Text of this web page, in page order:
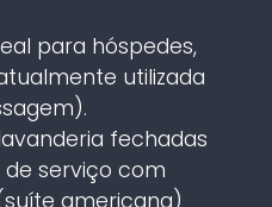
para hóspedes,
utilizada
fechadas
serviço com
americana)